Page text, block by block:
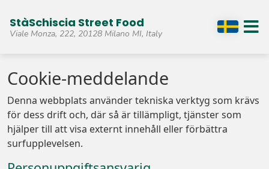
StàSchiscia Street Food
Viale Monza, 222, 20128 Milano MI, Italy
Cookie-meddelande
Denna webbplats använder tekniska verktyg som krävs
för dess drift och, där så är tillämpligt, tjänster som
hjälper till att visa externt innehåll eller förbättra
surfupplevelsen.